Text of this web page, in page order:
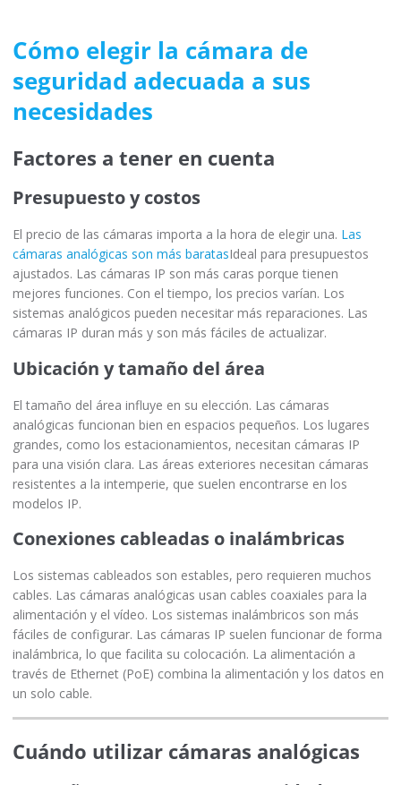
Cómo elegir la cámara de
seguridad adecuada a sus
necesidades
Factores a tener en cuenta
Presupuesto y costos
El precio de las cámaras importa a la hora de elegir una. Las
cámaras analógicas son más baratasIdeal para presupuestos
ajustados. Las cámaras IP son más caras porque tienen
mejores funciones. Con el tiempo, los precios varían. Los
sistemas analógicos pueden necesitar más reparaciones. Las
cámaras IP duran más y son más fáciles de actualizar.
Ubicación y tamaño del área
El tamaño del área influye en su elección. Las cámaras
analógicas funcionan bien en espacios pequeños. Los lugares
grandes, como los estacionamientos, necesitan cámaras IP
para una visión clara. Las áreas exteriores necesitan cámaras
resistentes a la intemperie, que suelen encontrarse en los
modelos IP.
Conexiones cableadas o inalámbricas
Los sistemas cableados son estables, pero requieren muchos
cables. Las cámaras analógicas usan cables coaxiales para la
alimentación y el vídeo. Los sistemas inalámbricos son más
fáciles de configurar. Las cámaras IP suelen funcionar de forma
inalámbrica, lo que facilita su colocación. La alimentación a
través de Ethernet (PoE) combina la alimentación y los datos en
un solo cable.
Cuándo utilizar cámaras analógicas